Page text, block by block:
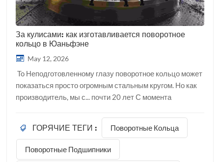
За кулисами: как изготавливается поворотное
кольцо в Юаньфэне
May 12, 2026
To Неподготовленному глазу поворотное кольцо может
показаться просто огромным стальным кругом. Но как
производитель, мы с... почти 20 лет С момента
рассматриваем его как высокоточное «сердце»
машины. 2007Мы постоянно совершенствуем свое
завода в Хэфэе, чтобы показать вам весь путь
ГОРЯЧИЕ ТЕГИ : Поворотные Кольца
Поворотные Подшипники